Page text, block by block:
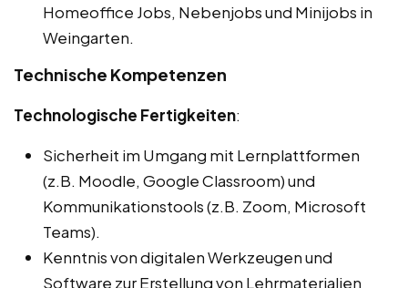
Homeoffice Jobs, Nebenjobs und Minijobs in
Weingarten.
Technische Kompetenzen
Technologische Fertigkeiten:
Sicherheit im Umgang mit Lernplattformen
(z.B. Moodle, Google Classroom) und
Kommunikationstools (z.B. Zoom, Microsoft
Teams).
Kenntnis von digitalen Werkzeugen und
Software zur Erstellung von Lehrmaterialien